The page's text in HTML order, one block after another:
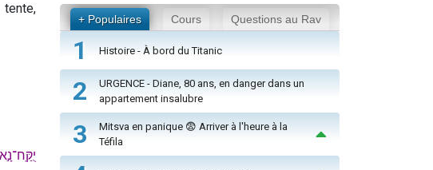
+ Populaires Cours Questions au Rav
1 Histoire - À bord du Titanic
2
URGENCE - Diane, 80 ans, en danger dans un
appartement insalubre
3
Mitsva en panique 😨 Arriver à l'heure à la
Téfila